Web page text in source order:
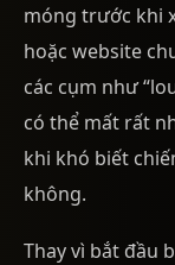
móng trước khi
hoặc website
các cụm như
có thể mất rất
khi khó biết
không.
Thay vì bắt đầu